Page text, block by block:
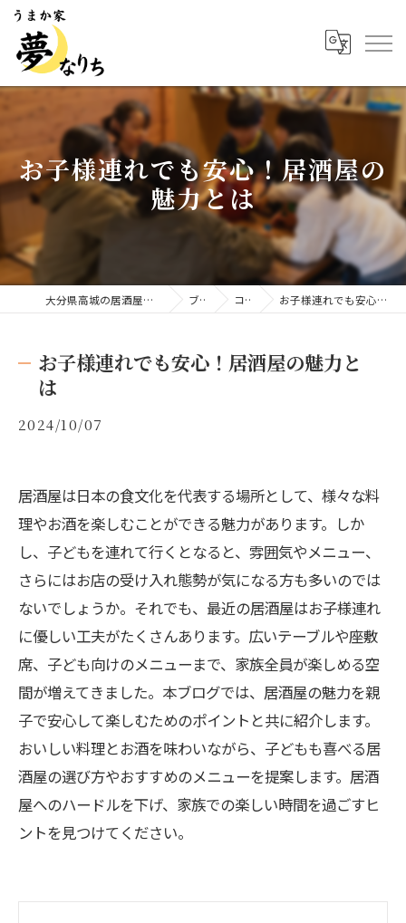
お子様連れでも安心！居酒屋の
魅力とは
大分県高城の居酒屋ならうまか家 夢なりち ブログ コラム お子様連れでも安心！居酒屋の魅力とは
お子様連れでも安心！居酒屋の魅力と
は
2024/10/07
居酒屋は日本の食文化を代表する場所として、様々な料
理やお酒を楽しむことができる魅力があります。しか
し、子どもを連れて行くとなると、雰囲気やメニュー、
さらにはお店の受け入れ態勢が気になる方も多いのでは
ないでしょうか。それでも、最近の居酒屋はお子様連れ
に優しい工夫がたくさんあります。広いテーブルや座敷
席、子ども向けのメニューまで、家族全員が楽しめる空
間が増えてきました。本ブログでは、居酒屋の魅力を親
子で安心して楽しむためのポイントと共に紹介します。
おいしい料理とお酒を味わいながら、子どもも喜べる居
酒屋の選び方やおすすめのメニューを提案します。居酒
屋へのハードルを下げ、家族での楽しい時間を過ごすヒ
ントを見つけてください。